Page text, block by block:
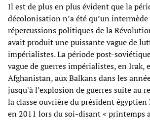
Il est de plus en plus évident que la
décolonisation n’a été qu’un
répercussions politiques de la
avait produit une puissante vague de
impérialistes. La période post-
vague de guerres impérialistes, en Irak,
Afghanistan, aux Balkans dans les
jusqu'à l’explosion de guerres suite au
la classe ouvrière du président
en 2011 lors du soi-disant « printemps